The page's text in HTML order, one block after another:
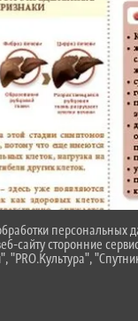
персональных
сайту сторонние
"PRO.Культура",